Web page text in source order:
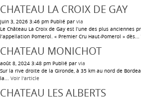
CHATEAU LA CROIX DE GAY
juin 3, 2026 3:46 pm Publié par via
Le Château La Croix de Gay est l’une des plus anciennes
l’appellation Pomerol. « Premier Cru Haut-Pomerol » dès...
CHATEAU MONICHOT
août 8, 2024 3:48 pm Publié par via
Sur la rive droite de la Gironde, à 35 km au nord de
la... Voir l'article
CHATEAU LES ALBERTS